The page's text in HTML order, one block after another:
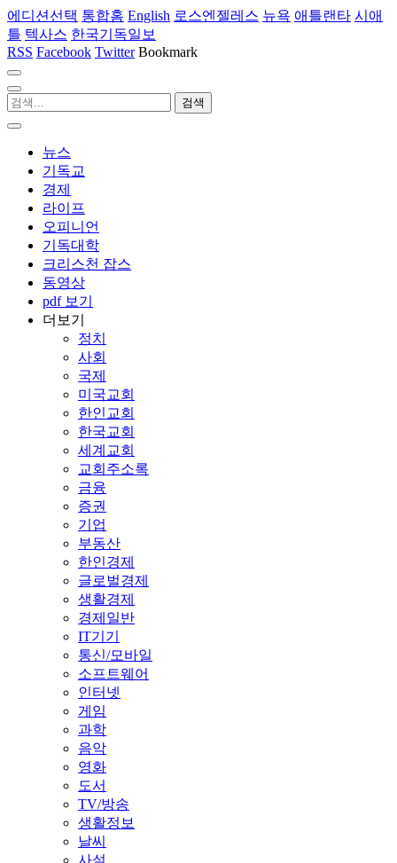
에디션선택 통합홈 English 로스엔젤레스 뉴욕 애틀랜타 시애
틀 텍사스 한국기독일보
RSS Facebook Twitter Bookmark
뉴스
기독교
경제
라이프
오피니언
기독대학
크리스천 잡스
동영상
pdf 보기
더보기
정치
사회
국제
미국교회
한인교회
한국교회
세계교회
교회주소록
금융
증권
기업
부동산
한인경제
글로벌경제
생활경제
경제일반
IT기기
통신/모바일
소프트웨어
인터넷
게임
과학
음악
영화
도서
TV/방송
생활정보
날씨
사설